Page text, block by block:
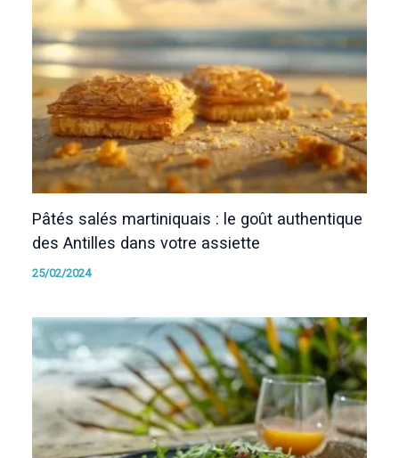
Pâtés salés martiniquais : le goût authentique
des Antilles dans votre assiette
25/02/2024